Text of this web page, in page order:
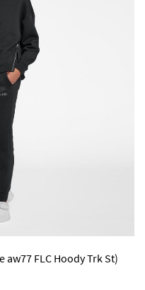
FLC Hoody Trk St)